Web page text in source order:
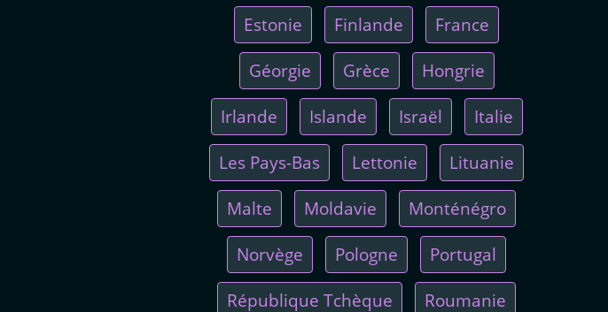
Estonie Finlande France
Géorgie Grèce Hongrie
Irlande Islande Israël Italie
Les Pays-Bas Lettonie Lituanie
Malte Moldavie Monténégro
Norvège Pologne Portugal
République Tchèque Roumanie